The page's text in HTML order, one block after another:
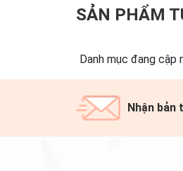
SẢN PHẨM
Danh mục đang cập
Nhận bản